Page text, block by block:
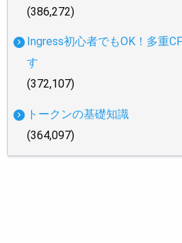
(386,272)
Ingress初心者でもOK！多重
す
(372,107)
トークンの基礎知識
(364,097)